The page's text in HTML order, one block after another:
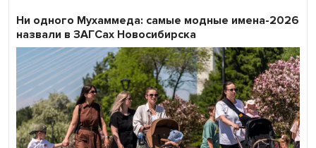
Ни одного Мухаммеда: самые модные имена-2026
назвали в ЗАГСах Новосибирска